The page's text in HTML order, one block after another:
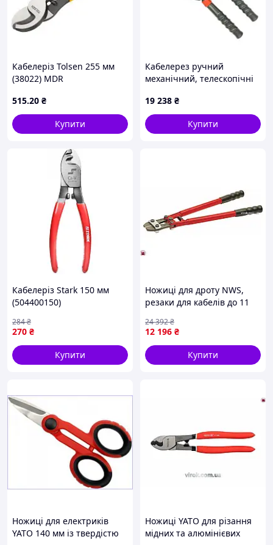
Кабелеріз Tolsen 255 мм
(38022) MDR
515.20 ₴
Купити
Кабелерез ручний
механічний, телескопічні
ø130мм СТАНДАРТ
JRCT0130
19 238 ₴
Купити
Кабелеріз Stark 150 мм
(504400150)
270 ₴
284₴
Купити
Ножиці для дроту NWS,
резаки для кабелів до 11
ергономічні для
професіоналів та майстрів
12 196 ₴
24 392₴
Купити
Ножиці для електриків
YATO 140 мм із твердістю
Ножиці YATO для різання
мідних та алюмінієвих